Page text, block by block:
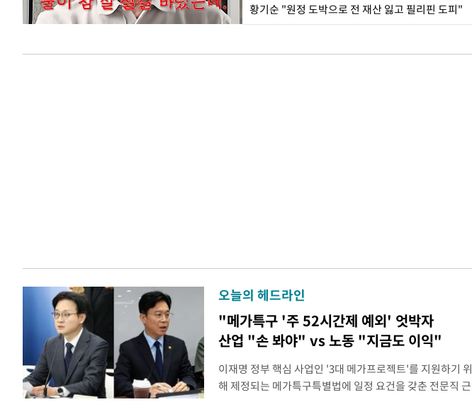
황기순 "원정 도박으로 전 재산 잃고 필리핀 도피"
오늘의 헤드라인
"메가특구 '주 52시간제 예외' 엇박자
산업 "손 봐야" vs 노동 "지금도 이익"
이재명 정부 핵심 사업인 '3대 메가프로젝트'를 지원하기 위
해 제정되는 메가특구특별법에 일정 요건을 갖춘 전문직 근